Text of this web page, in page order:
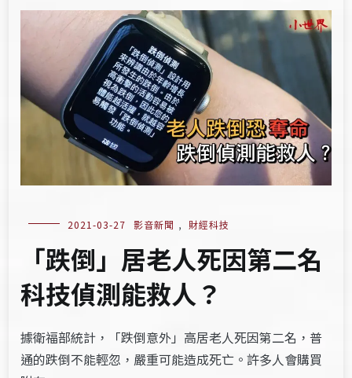
2021-03-27 影音新聞 , 財經科技
「跌倒」居老人死因第二名
科技偵測能救人？
據衛福部統計，「跌倒意外」高居老人死因第二名，普
通的跌倒不能輕忽，嚴重可能造成死亡。許多人會購買